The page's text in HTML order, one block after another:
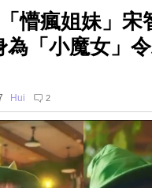
懵瘋姐妹」
「小魔女」
Hui 2